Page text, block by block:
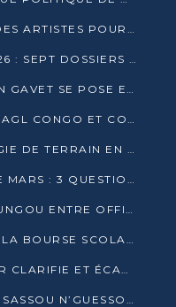
DAVE MAFOULA À L’ÉCOUTE DES ARTISTES POUR REDÉFINIR SA POLITIQUE CULTURELLE
PRÉSIDENTIELLE DE MARS 2026 : SEPT DOSSIERS DE CANDIDATURE ENREGISTRÉS À LA CLÔTURE DES DÉPÔTS
PRÉSIDENTIELLE 2026 : DESTIN GAVET SE POSE EN CANDIDAT DU « RAS-LE-BOL »
EMPLOYABILITÉ DES JEUNES : AGL CONGO ET CONGO TERMINAL S’ALLIENT À UCAC-ICAM
LE MJPU DÉPLOIE SA STRATÉGIE DE TERRAIN EN FAVEUR DE DSN
ÉLECTION PRÉSIDENTIELLE DE MARS : 3 QUESTIONS À UN EXPERT CONGOLAIS DE LA CYBERSÉCURITÉ
JOSEPH KIGNOUMBI KIA MBOUNGOU ENTRE OFFICIELLEMENT EN COURSE POUR LA PRÉSIDENTIELLE
ÉDUCATION : LA FCRM LANCE LA BOURSE SCOLAIRE FRANCINE-NTOUMI POUR PROMOUVOIR LES FILIÈRES SCIENTIFIQUES
PRÉSIDENTIELLE 2026 : LE CNR CLARIFIE ET ÉCARTE LA CANDIDATURE DU PASTEUR NTUMI
PRÉSIDENTIELLE 2026 : DENIS SASSOU N’GUESSO ANNONCE OFFICIELLEMENT SA CANDIDATURE